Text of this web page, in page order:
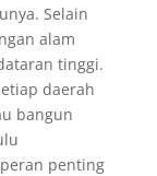
Selain
alam
tinggi.
daerah
bangun
penting